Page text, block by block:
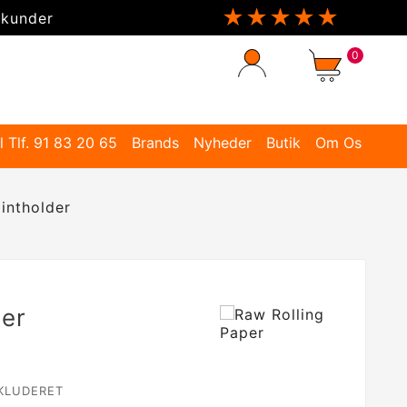
★★★★★
0
Tlf. 91 83 20 65 Brands Nyheder Butik Om Os